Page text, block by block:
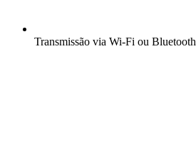
Transmissão via Wi-Fi ou Bluetooth